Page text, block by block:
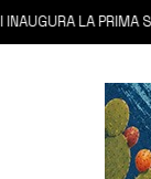
LA PRIMA